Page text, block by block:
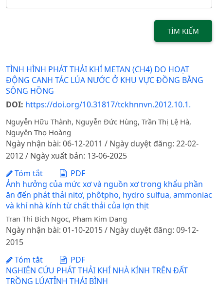
TÌM KIẾM
TÌNH HÌNH PHÁT THẢI KHÍ METAN (CH4) DO HOẠT
ĐỘNG CANH TÁC LÚA NƯỚC Ở KHU VỰC ĐỒNG BẰNG
SÔNG HỒNG
DOI: https://doi.org/10.31817/tckhnnvn.2012.10.1.
Nguyễn Hữu Thành, Nguyễn Đức Hùng, Trần Thị Lệ Hà,
Nguyễn Thọ Hoàng
Ngày nhận bài: 06-12-2011 / Ngày duyệt đăng: 22-02-
2012 / Ngày xuất bản: 13-06-2025
Tóm tắt
PDF
Ảnh hưởng của mức xơ và nguồn xơ trong khẩu phần
ăn đến phát thải nitơ, phôtpho, hydro sulfua, ammoniac
và khí nhà kính từ chất thải của lợn thịt
Tran Thi Bich Ngoc, Pham Kim Dang
Ngày nhận bài: 01-10-2015 / Ngày duyệt đăng: 09-12-
2015
Tóm tắt
PDF
NGHIÊN CỨU PHÁT THẢI KHÍ NHÀ KÍNH TRÊN ĐẤT
TRỒNG LÚATỈNH THÁI BÌNH